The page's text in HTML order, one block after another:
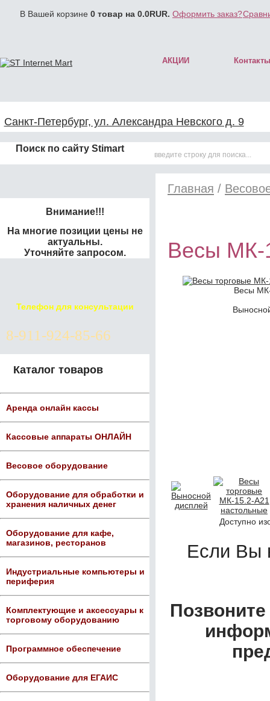
В Вашей корзине 0 товар на 0.0RUR. Оформить заказ?
АКЦИИ Контакты
Санкт-Петербург, ул. Александра Невского д. 9
Поиск по сайту Stimart
Внимание!!!
На многие позиции цены не
актуальны.
Уточняйте запросом.
Телефон для консультации
8-911-924-85-66
Каталог товаров
Аренда онлайн кассы
Кассовые аппараты ОНЛАЙН
Весовое оборудование
Оборудование для обработки и
хранения наличных денег
Оборудование для кафе,
магазинов, ресторанов
Индустриальные компьютеры и
периферия
Комплектующие и аксессуары к
торговому оборудованию
Программное обеспечение
Оборудование для ЕГАИС
Главная /
Весы МК-
Весы
Доступно
Если Вы